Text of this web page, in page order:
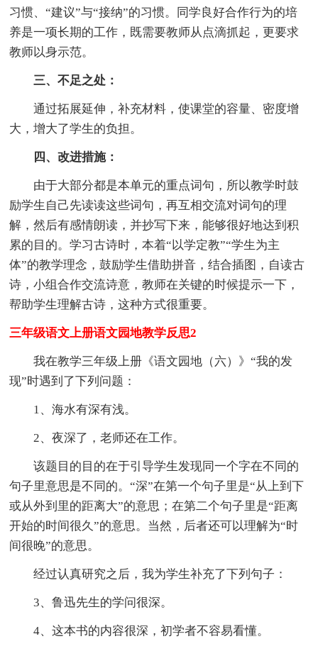
习惯、“建议”与“接纳”的习惯。同学良好合作行为的培
养是一项长期的工作，既需要教师从点滴抓起，更要求
教师以身示范。
三、不足之处：
通过拓展延伸，补充材料，使课堂的容量、密度增
大，增大了学生的负担。
四、改进措施：
由于大部分都是本单元的重点词句，所以教学时鼓
励学生自己先读读这些词句，再互相交流对词句的理
解，然后有感情朗读，并抄写下来，能够很好地达到积
累的目的。学习古诗时，本着“以学定教”“学生为主
体”的教学理念，鼓励学生借助拼音，结合插图，自读古
诗，小组合作交流诗意，教师在关键的时候提示一下，
帮助学生理解古诗，这种方式很重要。
三年级语文上册语文园地教学反思2
我在教学三年级上册《语文园地（六）》“我的发
现”时遇到了下列问题：
1、海水有深有浅。
2、夜深了，老师还在工作。
该题目的目的在于引导学生发现同一个字在不同的
句子里意思是不同的。“深”在第一个句子里是“从上到下
或从外到里的距离大”的意思；在第二个句子里是“距离
开始的时间很久”的意思。当然，后者还可以理解为“时
间很晚”的意思。
经过认真研究之后，我为学生补充了下列句子：
3、鲁迅先生的学问很深。
4、这本书的内容很深，初学者不容易看懂。